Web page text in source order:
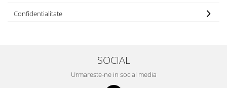
Confidentialitate
SOCIAL
Urmareste-ne in social media